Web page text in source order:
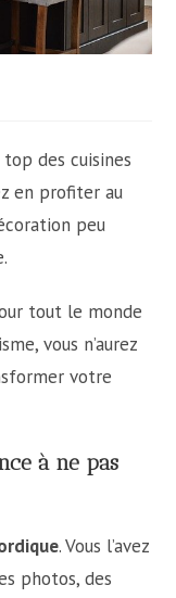
des cuisines
en profiter au
peu
tout le monde
vous n’aurez
votre
à ne pas
. Vous l’avez
photos, des